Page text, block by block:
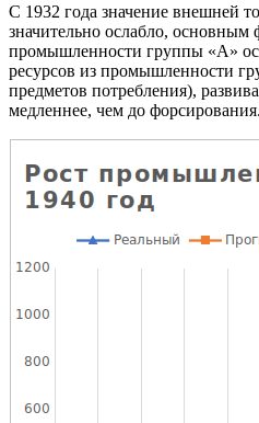
С 1932 года значение внешней
значительно ослабло, основным
промышленности группы «А»
ресурсов из промышленности
предметов потребления),
медленнее, чем до